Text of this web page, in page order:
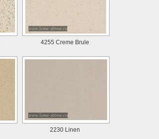
4255 Creme Brule
2230 Linen